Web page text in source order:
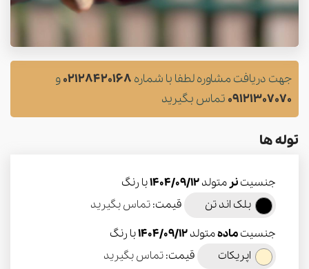
جهت دریافت مشاوره لطفا با شماره 02128420168و
09121307070 تماس بگیرید
توله ها
جنسیتنرمتولد1404/09/12با رنگ
بلک اند تن
قیمت:تماس بگیرید
جنسیتمادهمتولد1404/09/12با رنگ
اپریکات
قیمت:تماس بگیرید